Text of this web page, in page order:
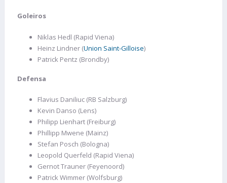
Goleiros
Niklas Hedl (Rapid Viena)
Heinz Lindner (Union Saint-Gilloise)
Patrick Pentz (Brondby)
Defensa
Flavius Daniliuc (RB Salzburg)
Kevin Danso (Lens)
Philipp Lienhart (Freiburg)
Phillipp Mwene (Mainz)
Stefan Posch (Bologna)
Leopold Querfeld (Rapid Viena)
Gernot Trauner (Feyenoord)
Patrick Wimmer (Wolfsburg)